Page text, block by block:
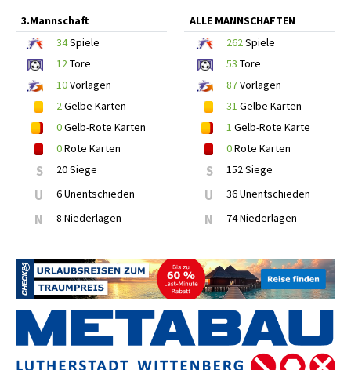
3.Mannschaft
34Spiele
12Tore
10Vorlagen
2Gelbe Karten
0Gelb-Rote Karten
0Rote Karten
S 20 Siege
U 6 Unentschieden
N 8 Niederlagen
ALLE MANNSCHAFTEN
262Spiele
53 Tore
87Vorlagen
31 Gelbe Karten
1 Gelb-Rote Karte
0Rote Karten
S 152 Siege
U 36 Unentschieden
N 74 Niederlagen